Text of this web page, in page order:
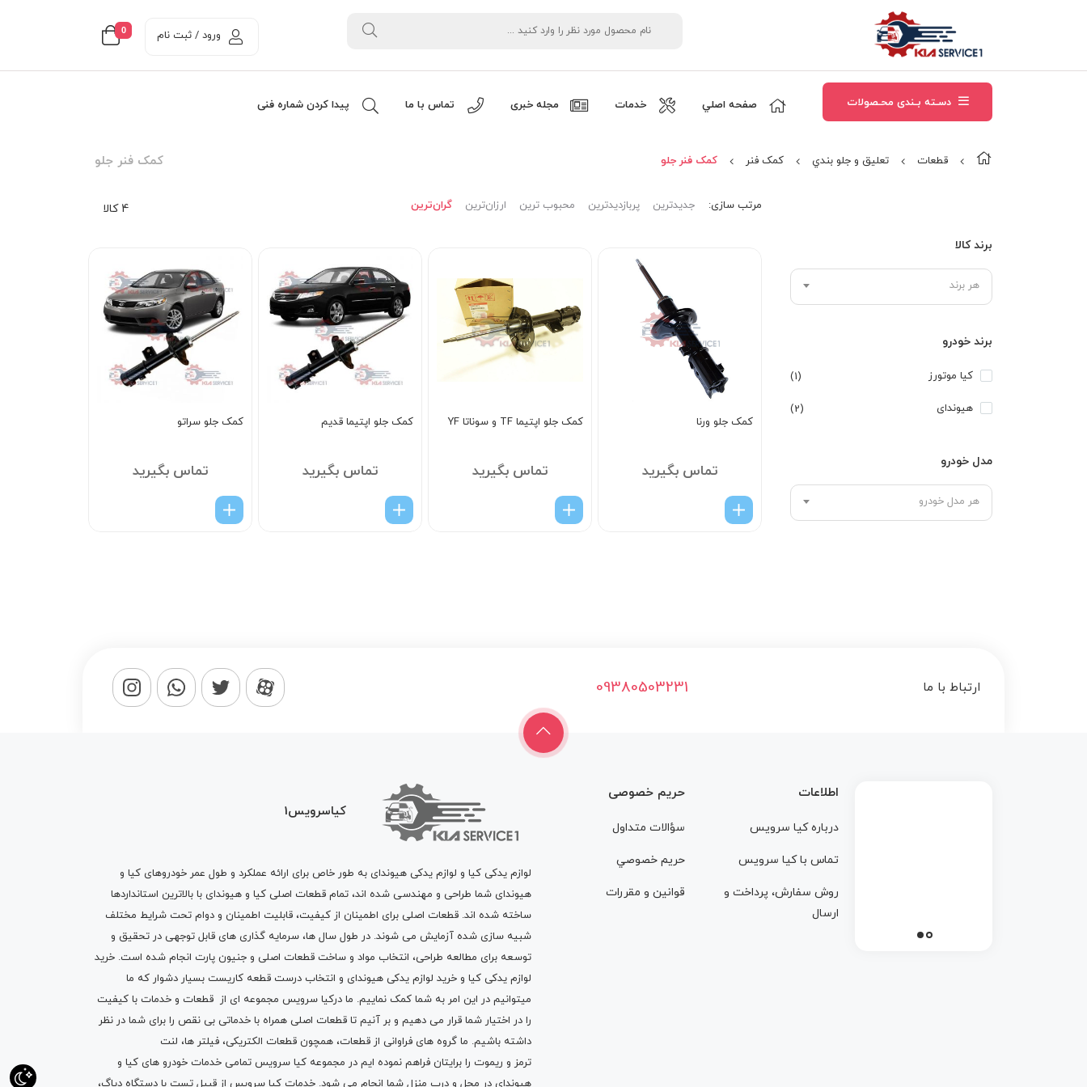
0 ورود / ثبت نام
دسـته بـندی محـصولات صفحه اصلي خدمات مجله خبری تماس با ما پیدا کردن شماره فنی
کمک فنر جلو قطعات تعلیق و جلو بندي کمک فنر کمک فنر جلو
برند کالا
هر برند
برند خودرو
کیا موتورز (1)
هیوندای (2)
مدل خودرو
هر مدل خودرو
4 کالا مرتب‌ سازی: جدیدترین پربازدیدترین محبوب ترین ارزان‌ترین گران‌ترین
کمک جلو ورنا
تماس بگیرید
کمک جلو اپتیما TF و سوناتا YF
تماس بگیرید
کمک جلو اپتيما قديم
تماس بگیرید
کمک جلو سراتو
تماس بگیرید
ارتباط با ما 09380503231
اطلاعات
درباره کيا سرويس
تماس با کيا سرويس
روش سفارش، پرداخت و
ارسال
حریم خصوصی
سؤالات متداول
حريم خصوصي
قوانين و مقررات
کیاسرویس1
لوازم یدکی کیا و لوازم یدکی هیوندای به طور خاص برای ارائه عملکرد و طول عمر خودروهای کیا و
هیوندای شما طراحی و مهندسی شده اند، تمام قطعات اصلی کیا و هیوندای با بالاترین استانداردها
ساخته شده اند. قطعات اصلی برای اطمینان از کیفیت، قابلیت اطمینان و دوام تحت شرایط مختلف
شبیه سازی شده آزمایش می شوند. در طول سال ها، سرمایه گذاری های قابل توجهی در تحقیق و
توسعه برای مطالعه طراحی، انتخاب مواد و ساخت قطعات اصلی و جنیون پارت انجام شده است. خرید
لوازم یدکی کیا و خرید لوازم یدکی هیوندای و انتخاب درست قطعه کاریست بسیار دشوار که ما
میتوانیم در این امر به شما کمک نماییم. ما درکیا سرویس مجموعه ای از قطعات و خدمات با کیفیت
را در اختیار شما قرار می دهیم و بر آنیم تا قطعات اصلی همراه با خدماتی بی نقص را برای شما در نظر
داشته باشیم. ما گروه های فراوانی از قطعات، همچون قطعات الکتریکی، فیلتر ها، لنت
ترمز و ریموت را برایتان فراهم نموده ایم در مجموعه کیا سرویس تمامی خدمات خودرو های کیا و
هیوندای در محل و درب منزل شما انجام می شود. خدمات کیا سرویس از قبیل تست با دستگاه دیاگ،